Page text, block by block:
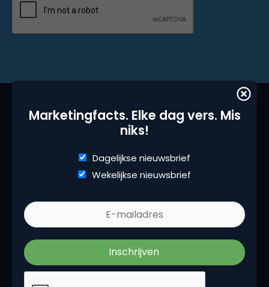
Marketingfacts. Elke dag vers. Mis
niks!
Dagelijkse nieuwsbrief
Wekelijkse nieuwsbrief
iedere dag vers. Wij zijn hét platform voor
marketingprofessionals. Het zijn de insights,
marketingcommunity binden.